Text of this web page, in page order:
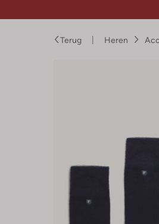
Terug Heren